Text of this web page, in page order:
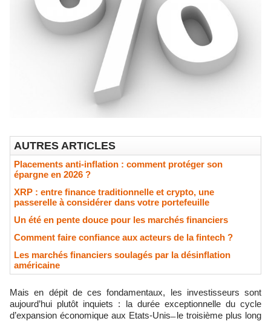
AUTRES ARTICLES
Placements anti-inflation : comment protéger son
épargne en 2026 ?
XRP : entre finance traditionnelle et crypto, une
passerelle à considérer dans votre portefeuille
Un été en pente douce pour les marchés financiers
Comment faire confiance aux acteurs de la fintech ?
Les marchés financiers soulagés par la désinflation
américaine
Mais en dépit de ces fondamentaux, les investisseurs sont
aujourd’hui plutôt inquiets : la durée exceptionnelle du cycle
d’expansion économique aux Etats-Unis ̶ le troisième plus long